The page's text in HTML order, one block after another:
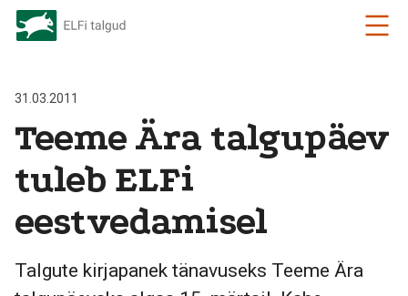
31.03.2011
Teeme Ära talgupäev
tuleb ELFi
eestvedamisel
Talgute kirjapanek tänavuseks Teeme Ära